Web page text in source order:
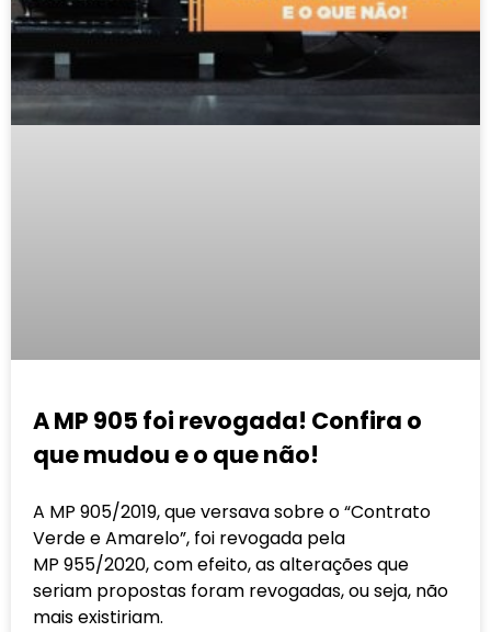
A MP 905 foi revogada! Confira o
que mudou e o que não!
A MP 905/2019, que versava sobre o “Contrato
Verde e Amarelo”, foi revogada pela
MP 955/2020, com efeito, as alterações que
seriam propostas foram revogadas, ou seja, não
mais existiriam.